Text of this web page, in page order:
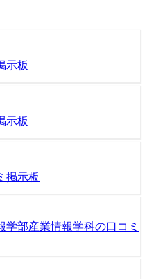
示板
示板
掲示板
学部産業情報学科の口コミ